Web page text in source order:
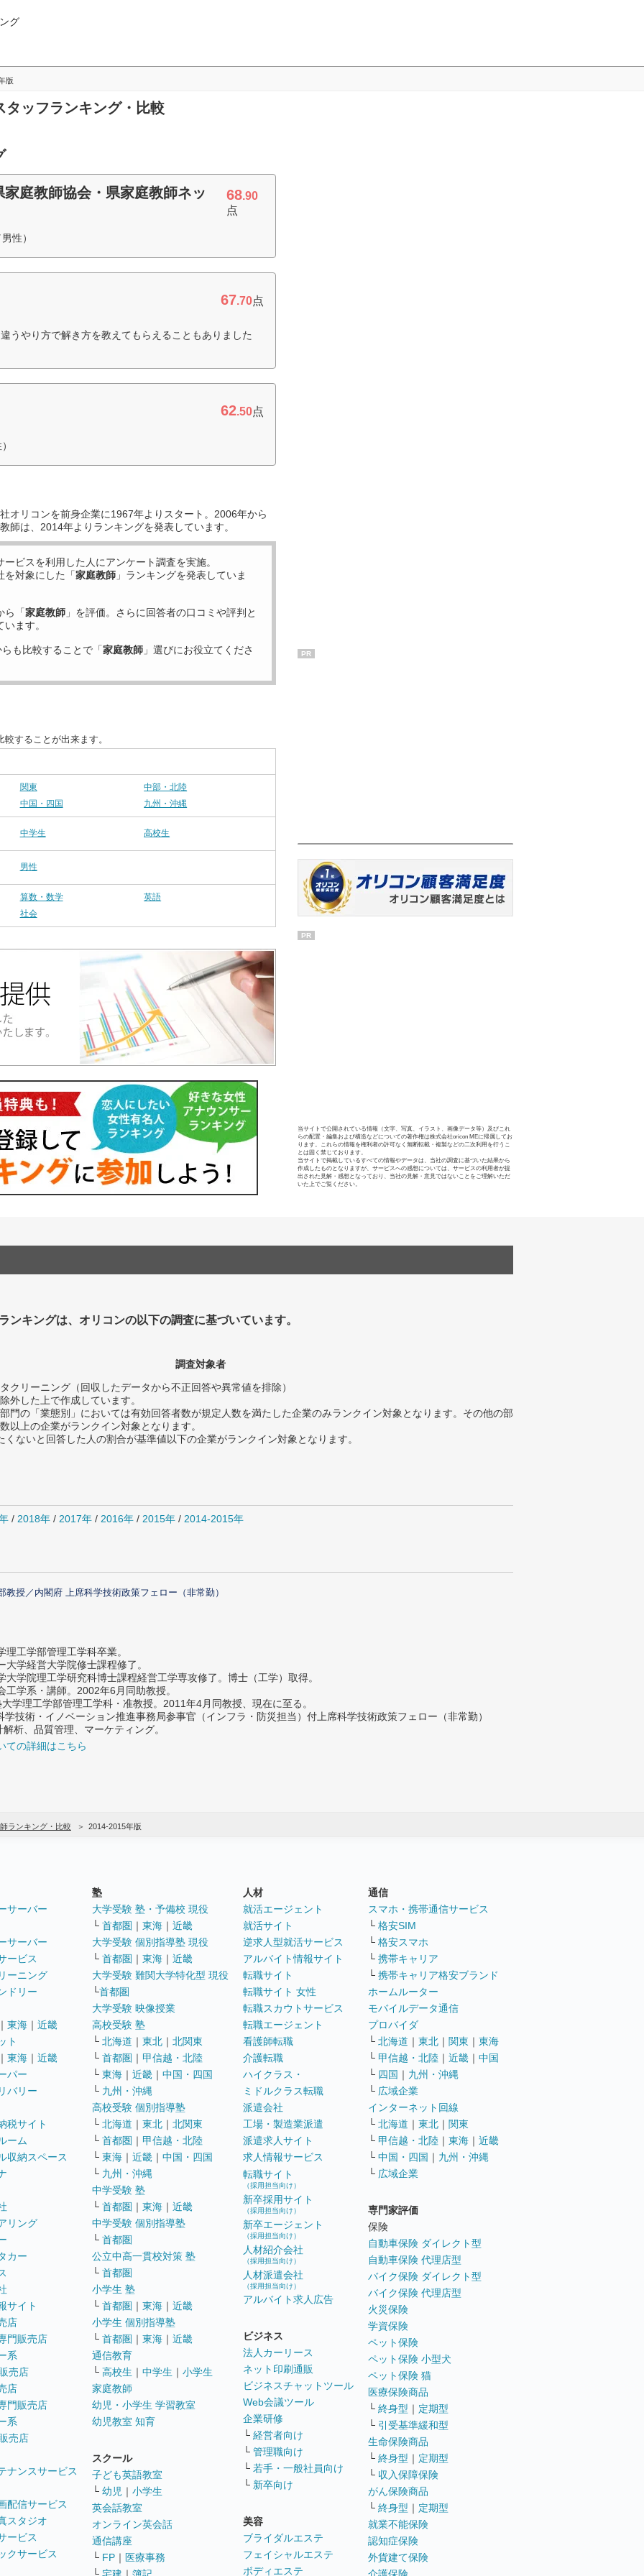
グ
版
タッフランキング・比較
庭教師協会・県家庭教師ネッ 68.90
点
性）
67.70点
うやり方で解き方を教えてもらえることもありました
62.50点
オリコンを前身企業に1967年よりスタート。2006年から
師は、2014年よりランキングを発表しています。
ービスを利用した 人にアンケート調査を実施。
を対象にした「家庭教師 」ランキングを発表していま
ら「家庭教師 」を評価。さらに回答者の口コミや評判と
ます。
も比較することで「家庭教師 」選びにお役立てくださ
することが出来ます。
関東
中部・北陸
中国・四国
九州・沖縄
中学生 高校生
男性
算数・数学
英語
社会
PR
PR
当サイトで公開されている情報（文字、写真、イラスト、画像データ等）及びこれ
らの配置・編集および構造などについての著作権は株式会社oricon MEに帰属してお
ります。これらの情報を権利者の許可なく無断転載・複製などの二次利用を行うこ
とは固く禁じております。
当サイトで掲載しているすべての情報やデータは、当社の調査に基づいた結果から
作成したものとなりますが、サービスへの感想については、サービスの利用者が提
出された見解・感想となっており、当社の見解・意見ではないことをご理解いただ
いた上でご覧ください。
ンキングは、オリコンの以下の調査に基づいています。
調査対象者
リーニング（回収したデータから不正回答や異常値を排除）
した上で作成しています。
門の「業態別」においては有効回答者数が規定人数を満たした企業のみランクイン対象となります。その他の部
以上の企業がランクイン対象となります。
ないと回答した人の割合が基準値以下の企業がランクイン対象となります。
/ 2018年 / 2017年 / 2016年 / 2015年 / 2014-2015年
教授／内閣府 上席科学技術政策フェロー（非常勤）
工学部管理工学科卒業。
学経営大学院修士課程修了。
大学院理工学研究科博士課程経営工学専攻修了。博士（工学）取得。
工学系・講師。2002年6月同助教授。
学理工学部管理工学科・准教授。2011年4月同教授、現在に至る。
技術・イノベーション推進事務局参事官（インフラ・防災担当）付上席科学技術政策フェロー（非常勤）
析、品質管理、マーケティング。
の詳細はこちら
ランキング・比較 2014-2015年版
サーバー
サーバー
ービス
ーニング
ドリー
東海 ｜ 近畿
ト
東海 ｜ 近畿
パー
バリー
税サイト
ーム
収納スペース
リング
カー
サイト
店
門販売店
系
売店
店
門販売店
系
売店
ナンスサービス
配信サービス
スタジオ
ービス
クサービス
塾
大学受験 塾・予備校 現役
└ 首都圏 ｜ 東海 ｜ 近畿
大学受験 個別指導塾 現役
└ 首都圏 ｜ 東海 ｜ 近畿
大学受験 難関大学特化型 現役
└首都圏
大学受験 映像授業
高校受験 塾
└ 北海道 ｜ 東北 ｜ 北関東
└ 首都圏 ｜ 甲信越・北陸
└ 東海 ｜ 近畿 ｜ 中国・四国
└ 九州・沖縄
高校受験 個別指導塾
└ 北海道 ｜ 東北 ｜ 北関東
└ 首都圏 ｜ 甲信越・北陸
└ 東海 ｜ 近畿 ｜ 中国・四国
└ 九州・沖縄
中学受験 塾
└ 首都圏 ｜ 東海 ｜ 近畿
中学受験 個別指導塾
└ 首都圏
公立中高一貫校対策 塾
└ 首都圏
小学生 塾
└ 首都圏 ｜ 東海 ｜ 近畿
小学生 個別指導塾
└ 首都圏 ｜ 東海 ｜ 近畿
通信教育
└ 高校生 ｜ 中学生 ｜ 小学生
家庭教師
幼児・小学生 学習教室
幼児教室 知育
スクール
子ども英語教室
└ 幼児 ｜ 小学生
英会話教室
オンライン英会話
通信講座
└ FP ｜ 医療事務
人材
就活エージェント
就活サイト
逆求人型就活サービス
アルバイト情報サイト
転職サイト
転職サイト 女性
転職スカウトサービス
転職エージェント
看護師転職
介護転職
ハイクラス・
ミドルクラス転職
派遣会社
工場・製造業派遣
派遣求人サイト
求人情報サービス
転職サイト
（採用担当向け）
新卒採用サイト
（採用担当向け）
新卒エージェント
（採用担当向け）
人材紹介会社
（採用担当向け）
人材派遣会社
（採用担当向け）
アルバイト求人広告
ビジネス
法人カーリース
ネット印刷通販
ビジネスチャットツール
Web会議ツール
企業研修
└ 経営者向け
└ 管理職向け
└ 若手・一般社員向け
└ 新卒向け
美容
ブライダルエステ
フェイシャルエステ
ボディエステ
通信
スマホ・携帯通信サービス
└ 格安SIM
└ 格安スマホ
└ 携帯キャリア
└ 携帯キャリア格安ブランド
ホームルーター
モバイルデータ通信
プロバイダ
└ 北海道 ｜ 東北 ｜ 関東 ｜ 東海
└ 甲信越・北陸 ｜ 近畿 ｜ 中国
└ 四国 ｜ 九州・沖縄
└ 広域企業
インターネット回線
└ 北海道 ｜ 東北 ｜ 関東
└ 甲信越・北陸 ｜ 東海 ｜ 近畿
└ 中国・四国 ｜ 九州・沖縄
└ 広域企業
専門家評価
保険
自動車保険 ダイレクト型
自動車保険 代理店型
バイク保険 ダイレクト型
バイク保険 代理店型
火災保険
学資保険
ペット保険
ペット保険 小型犬
ペット保険 猫
医療保険商品
└ 終身型 ｜ 定期型
└ 引受基準緩和型
生命保険商品
└ 終身型 ｜ 定期型
└ 収入保障保険
がん保険商品
└ 終身型 ｜ 定期型
就業不能保険
認知症保険
外貨建て保険